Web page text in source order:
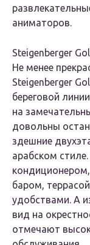
аниматоров.
Steigenberger
Не менее
Steigenberger
береговой
на
довольны
здешние
арабском
баром,
удобствами. А
вид на
отмечают